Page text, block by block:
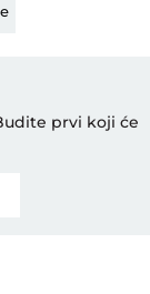
prvi koji će